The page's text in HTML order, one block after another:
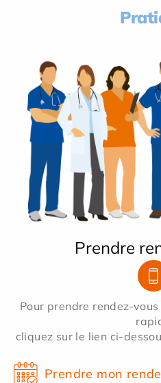
Prendre
Pour prendre rendez-
cliquez sur le lien ci-
Prendre mon